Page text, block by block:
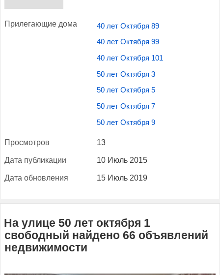
При­лега­ющие до­ма 40 лет Октября 89
40 лет Октября 99
40 лет Октября 101
50 лет Октября 3
50 лет Октября 5
50 лет Октября 7
50 лет Октября 9
Прос­мотров 13
Да­та пуб­ли­кации 10 Июль 2015
Да­та об­новле­ния 15 Июль 2019
На улице 50 лет октября 1
свободный найдено 66 объявлений
недвижимости